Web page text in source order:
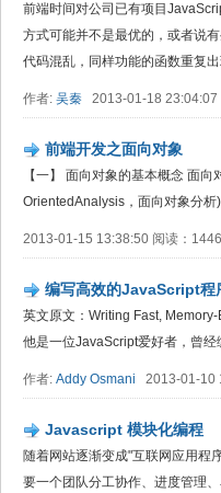
前端时间对公司已有项目
方式可能并不是最优的，或者说
代码混乱，同样功能的函数重复
作者: 吴秦 2013-01-18 23:04:07
前端开发之面向对象
【一】 面向对象的基本概念 面
OrientedAnalysis，面向对象分
2013-01-15 13:38:50 阅读：
编写高效的JavaScript程
英文原文：Writing Fast,
他是一位JavaScript爱好者，曾
作者: Addy Osmani 2013-01-10
Javascript 模块化编程
随着网站逐渐变成"互联网应用程
要一个团队分工协作、进度管理